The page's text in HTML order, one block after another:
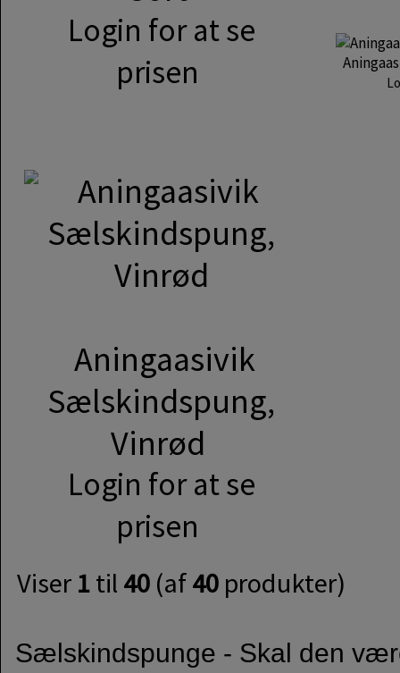
Login for at se
prisen
Aningaasivik
Sælskindspung,
Vinrød
Login for at se
prisen
Viser 1til 40(af40produkter)
Sælskindspunge - Skal den